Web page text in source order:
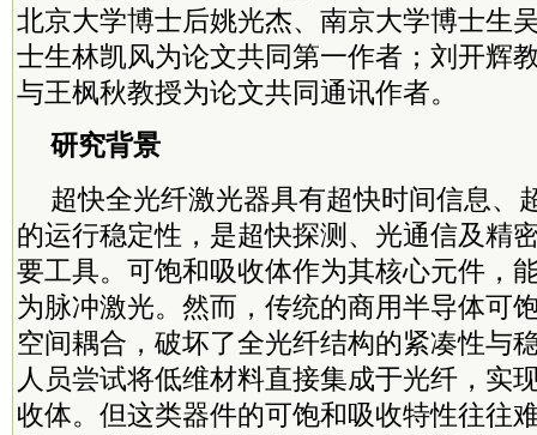
北京大学博士后姚光杰、南京大学博士生
士生林凯风为论文共同第一作者；刘开辉
与王枫秋教授为论文共同通讯作者。
研究背景
超快全光纤激光器具有超快时间信息、
的运行稳定性，是超快探测、光通信及精
要工具。可饱和吸收体作为其核心元件，
为脉冲激光。然而，传统的商用半导体可
空间耦合，破坏了全光纤结构的紧凑性与
人员尝试将低维材料直接集成于光纤，实
收体。但这类器件的可饱和吸收特性往往